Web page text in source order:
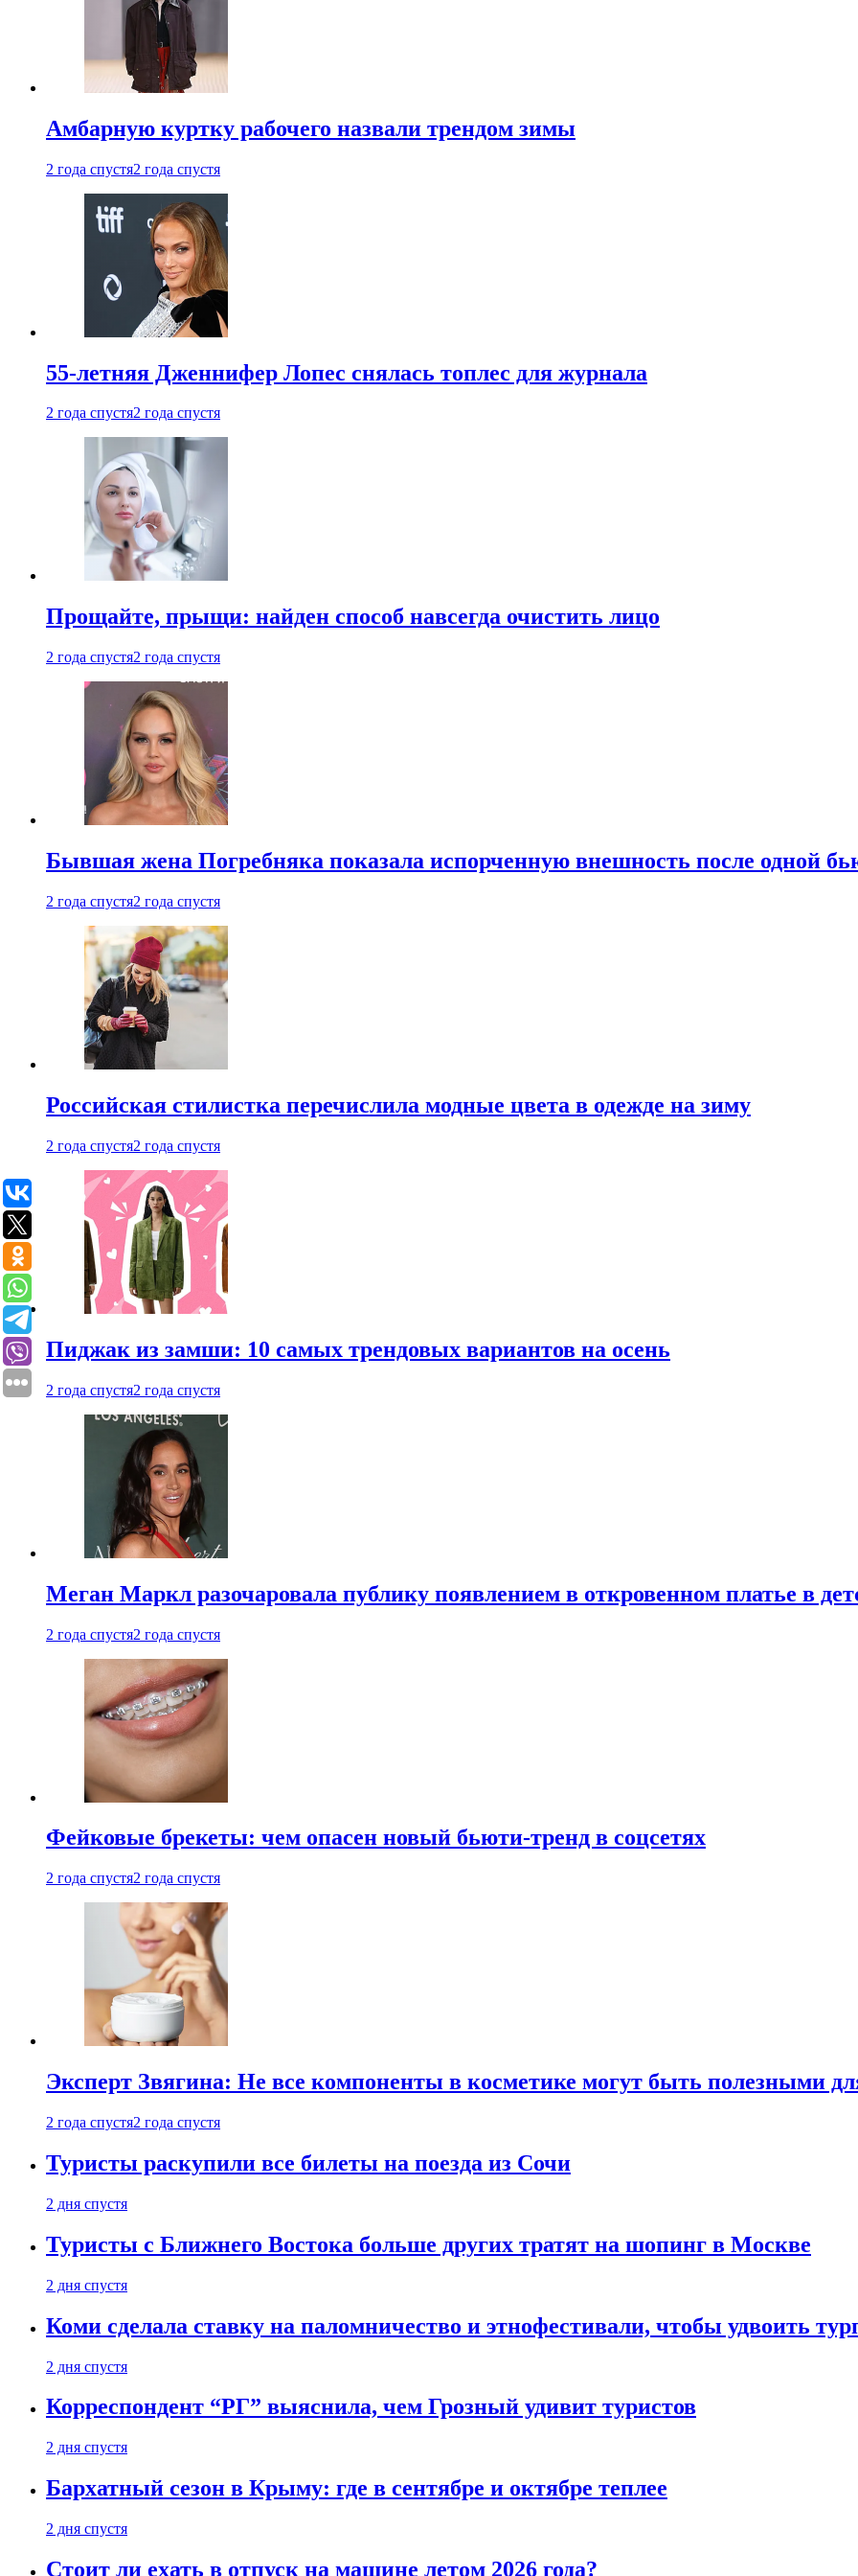
Амбарную куртку рабочего назвали трендом зимы
2 года спустя2 года спустя
55-летняя Дженнифер Лопес снялась топлес для журнала
2 года спустя2 года спустя
Прощайте, прыщи: найден способ навсегда очистить лицо
2 года спустя2 года спустя
Бывшая жена Погребняка показала испорченную внешность после одной
2 года спустя2 года спустя
Российская стилистка перечислила модные цвета в одежде на зиму
2 года спустя2 года спустя
Пиджак из замши: 10 самых трендовых вариантов на осень
2 года спустя2 года спустя
Меган Маркл разочаровала публику появлением в откровенном платье в
2 года спустя2 года спустя
Фейковые брекеты: чем опасен новый бьюти-тренд в соцсетях
2 года спустя2 года спустя
Эксперт Звягина: Не все компоненты в косметике могут быть полезными
2 года спустя2 года спустя
Туристы раскупили все билеты на поезда из Сочи
2 дня спустя
Туристы с Ближнего Востока больше других тратят на шопинг в Москве
2 дня спустя
Коми сделала ставку на паломничество и этнофестивали, чтобы удвоить
2 дня спустя
Корреспондент “РГ” выяснила, чем Грозный удивит туристов
2 дня спустя
Бархатный сезон в Крыму: где в сентябре и октябре теплее
2 дня спустя
Стоит ли ехать в отпуск на машине летом 2026 года?